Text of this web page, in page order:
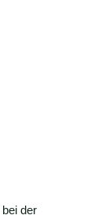
der